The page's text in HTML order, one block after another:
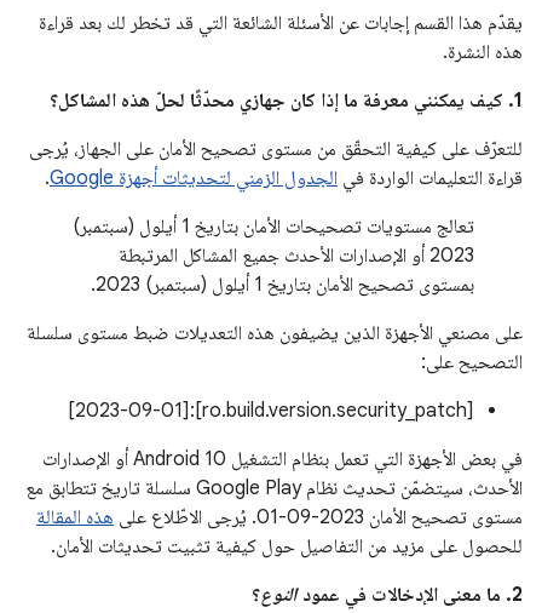
يقدّم هذا القسم إجابات عن الأسئلة الشائعة التي قد تخطر لك بعد قراءة
هذه النشرة.
1. كيف يمكنني معرفة ما إذا كان جهازي محدّثًا لحلّ هذه المشاكل؟
للتعرّف على كيفية التحقّق من مستوى تصحيح الأمان على الجهاز، يُرجى
قراءة التعليمات الواردة في الجدول الزمني لتحديثات أجهزة Google
.
تعالج مستويات تصحيحات الأمان بتاريخ 1 أيلول (سبتمبر)
2023 أو الإصدارات الأحدث جميع المشاكل المرتبطة
بمستوى تصحيح الأمان بتاريخ 1 أيلول (سبتمبر) 2023.
على مصنعي الأجهزة الذين يضيفون هذه التعديلات ضبط مستوى سلسلة
التصحيح على:
[ro.build.version.security_patch]:[2023-09-01]
في بعض الأجهزة التي تعمل بنظام التشغيل Android 10 أو الإصدارات
الأحدث، سيتضمّن تحديث نظام Google Play سلسلة تاريخ تتطابق مع
مستوى تصحيح الأمان ‎01-09-2023. يُرجى الاطّلاع على
هذه المقالة
للحصول على مزيد من التفاصيل حول كيفية تثبيت تحديثات الأمان.
2. ما معنى الإدخالات في عمود
النوع؟